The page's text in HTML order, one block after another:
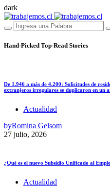
dark
Hand-Picked Top-Read Stories
De 1.946 a más de 4.200: Solicitudes de
extranjeros irregulares se duplicaron en un
Actualidad
byRomina Gelsom
27 julio, 2026
¿Qué es el nuevo Subsidio Unificado al
Actualidad